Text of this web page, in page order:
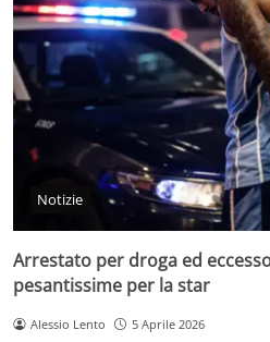
Notizie
Arrestato per droga ed
pesantissime per la star
Alessio Lento 5 Aprile 2026